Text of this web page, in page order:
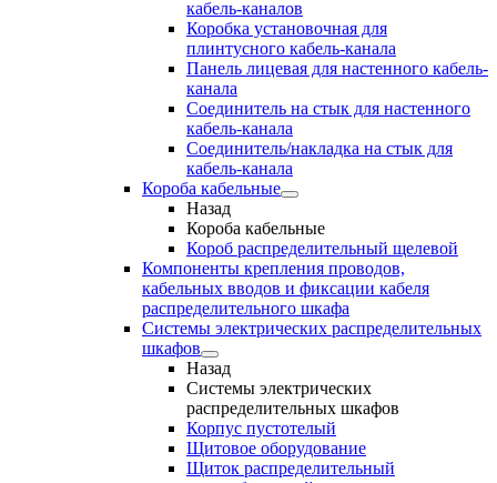
кабель-каналов
Коробка установочная для
плинтусного кабель-канала
Панель лицевая для настенного кабель-
канала
Соединитель на стык для настенного
кабель-канала
Соединитель/накладка на стык для
кабель-канала
Короба кабельные
Назад
Короба кабельные
Короб распределительный щелевой
Компоненты крепления проводов,
кабельных вводов и фиксации кабеля
распределительного шкафа
Системы электрических распределительных
шкафов
Назад
Системы электрических
распределительных шкафов
Корпус пустотелый
Щитовое оборудование
Щиток распределительный